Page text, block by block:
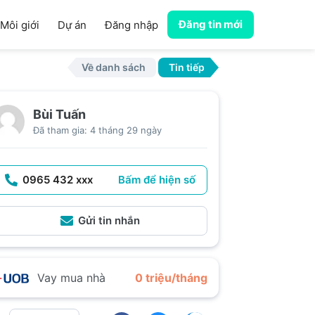
Môi giới Dự án Đăng nhập Đăng tin mới
Về danh sách Tin tiếp
Bùi Tuấn
Đã tham gia: 4 tháng 29 ngày
0965 432 xxx Bấm để hiện số
Gửi tin nhắn
Vay mua nhà 0 triệu/tháng